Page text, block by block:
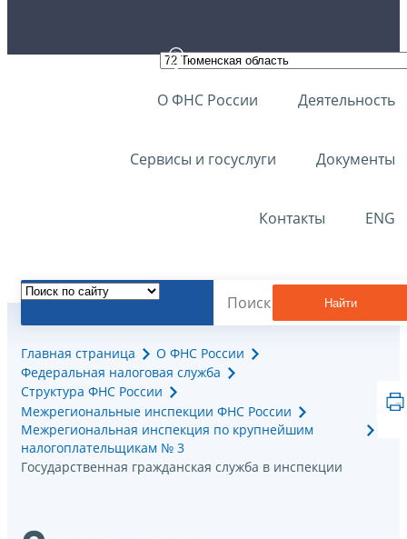
О ФНС России Деятельность
Сервисы и госуслуги Документы
Контакты ENG
Найти
Главная страница
О ФНС России
Федеральная налоговая служба
Структура ФНС России
Межрегиональные инспекции ФНС России
Межрегиональная инспекция по крупнейшим
налогоплательщикам № 3
Государственная гражданская служба в инспекции